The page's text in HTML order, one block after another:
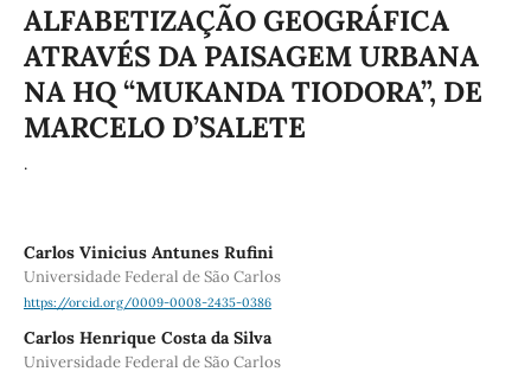
ALFABETIZAÇÃO GEOGRÁFICA
ATRAVÉS DA PAISAGEM URBANA
NA HQ “MUKANDA TIODORA”, DE
MARCELO D’SALETE
.
Carlos Vinicius Antunes Rufini
Universidade Federal de São Carlos
https://orcid.org/0009-0008-2435-0386
Carlos Henrique Costa da Silva
Universidade Federal de São Carlos